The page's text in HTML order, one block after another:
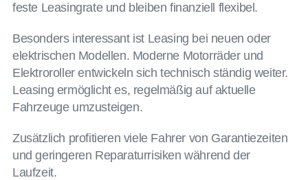
feste Leasingrate und bleiben finanziell flexibel.
Besonders interessant ist Leasing bei neuen oder
elektrischen Modellen. Moderne Motorräder und
Elektroroller entwickeln sich technisch ständig weiter.
Leasing ermöglicht es, regelmäßig auf aktuelle
Fahrzeuge umzusteigen.
Zusätzlich profitieren viele Fahrer von Garantiezeiten
und geringeren Reparaturrisiken während der
Laufzeit.